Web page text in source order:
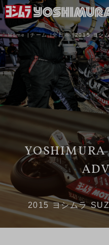
Home チーム 全日本 2015 ヨシ
2015 ヨシムラ